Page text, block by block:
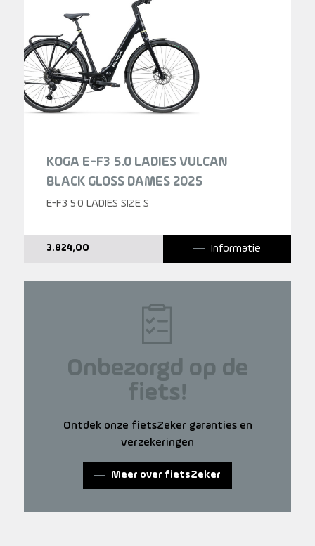
KOGA E-F3 5.0 LADIES VULCAN
BLACK GLOSS DAMES 2025
E-F3 5.0 LADIES SIZE S
3.824,00 Informatie
Onbezorgd op de
fiets!
Ontdek onze fietsZeker garanties en
verzekeringen
Meer over fietsZeker